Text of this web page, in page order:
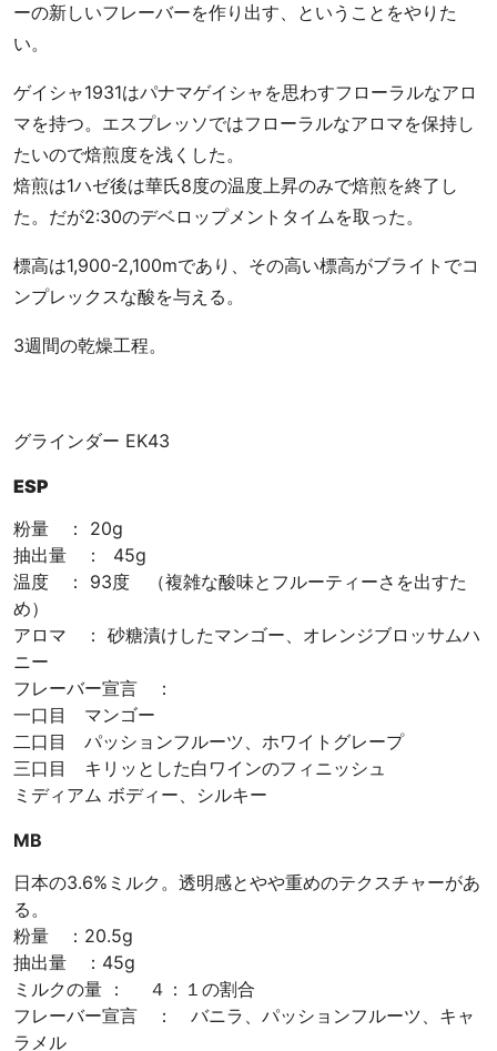
ーの新しいフレーバーを作り出す、ということをやりた
い。
ゲイシャ1931はパナマゲイシャを思わすフローラルなアロ
マを持つ。エスプレッソではフローラルなアロマを保持し
たいので焙煎度を浅くした。
焙煎は1ハゼ後は華氏8度の温度上昇のみで焙煎を終了し
た。だが2:30のデベロップメントタイムを取った。
標高は1,900-2,100mであり、その高い標高がブライトでコ
ンプレックスな酸を与える。
3週間の乾燥工程。
グラインダー EK43
ESP
粉量 ： 20g
抽出量 ： 45g
温度 ： 93度 （複雑な酸味とフルーティーさを出すた
め）
アロマ ： 砂糖漬けしたマンゴー、オレンジブロッサムハ
ニー
フレーバー宣言 ：
一口目 マンゴー
二口目 パッションフルーツ、ホワイトグレープ
三口目 キリッとした白ワインのフィニッシュ
ミディアム ボディー、シルキー
MB
日本の3.6%ミルク。透明感とやや重めのテクスチャーがあ
る。
粉量 ：20.5g
抽出量 ：45g
ミルクの量 ： ４：１の割合
フレーバー宣言 ： バニラ、パッションフルーツ、キャ
ラメル